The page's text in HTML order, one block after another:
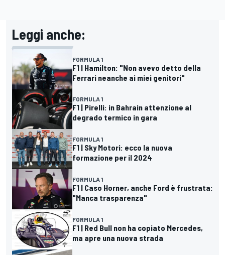
Leggi anche:
FORMULA 1
F1 | Hamilton: "Non avevo detto della
Ferrari neanche ai miei genitori"
FORMULA 1
F1 | Pirelli: in Bahrain attenzione al
degrado termico in gara
FORMULA 1
F1 | Sky Motori: ecco la nuova
formazione per il 2024
FORMULA 1
F1 | Caso Horner, anche Ford è frustrata:
"Manca trasparenza"
FORMULA 1
F1 | Red Bull non ha copiato Mercedes,
ma apre una nuova strada